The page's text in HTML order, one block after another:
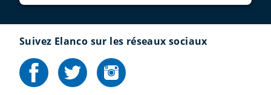
Suivez Elanco sur les réseaux sociaux